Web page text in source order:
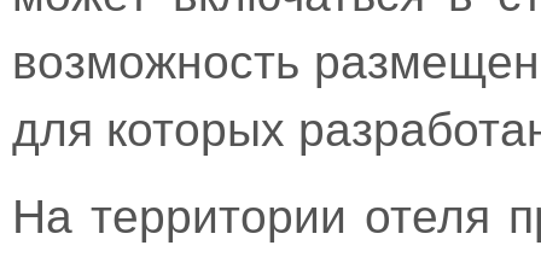
возможность
для которых
На территории отеля